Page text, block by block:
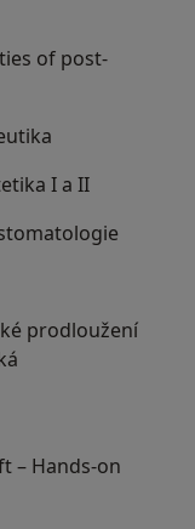
of post-
I a II
prodloužení
– Hands-on